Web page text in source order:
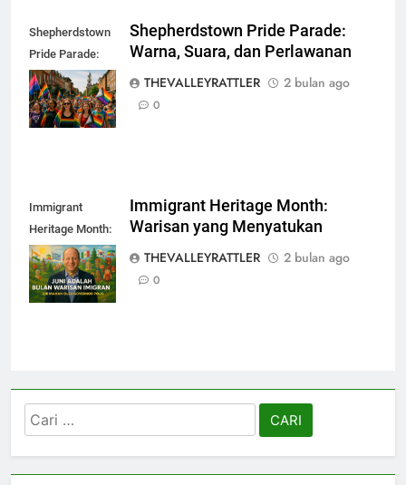
Shepherdstown
Pride Parade:
Warna, Suara,
dan Perlawanan
Shepherdstown Pride Parade:
Warna, Suara, dan Perlawanan
THEVALLEYRATTLER
2 bulan ago
0
Immigrant
Heritage Month:
Warisan yang
Menyatukan
Immigrant Heritage Month:
Warisan yang Menyatukan
THEVALLEYRATTLER
2 bulan ago
0
Cari
untuk: